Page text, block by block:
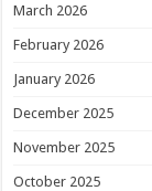
March 2026
February 2026
January 2026
December 2025
November 2025
October 2025